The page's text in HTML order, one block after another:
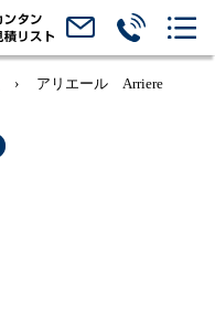
アリエール Arriere